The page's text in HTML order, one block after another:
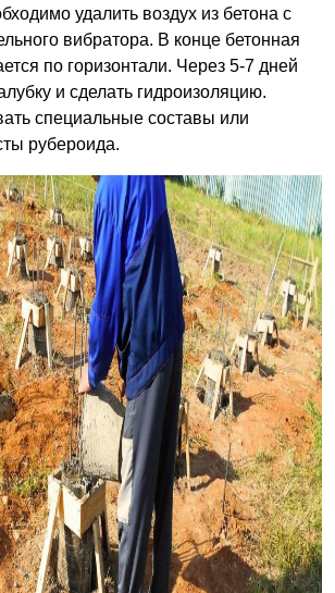
удалить воздух из бетона с
вибратора. В конце бетонная
по горизонтали. Через 5-7 дней
и сделать гидроизоляцию.
специальные составы или
рубероида.